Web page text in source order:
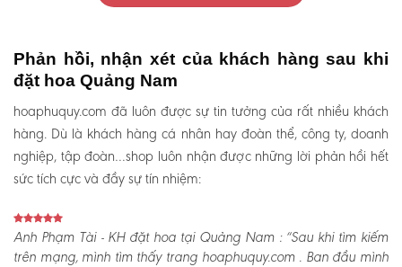
Phản hồi, nhận xét của khách hàng sau khi
đặt hoa Quảng Nam
hoaphuquy.com đã luôn được sự tin tưởng của rất nhiều khách
hàng. Dù là khách hàng cá nhân hay đoàn thể, công ty, doanh
nghiệp, tập đoàn…shop luôn nhận được những lời phản hồi hết
sức tích cực và đầy sự tín nhiệm:
Anh Phạm Tài - KH đặt hoa tại Quảng Nam :“Sau khi tìm kiếm
trên mạng, mình tìm thấy trang hoaphuquy.com . Ban đầu mình